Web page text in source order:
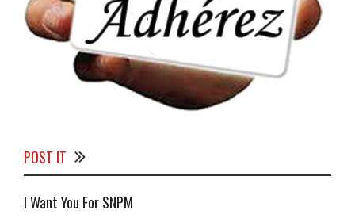
POST IT
I Want You For SNPM